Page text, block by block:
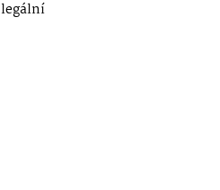
legální